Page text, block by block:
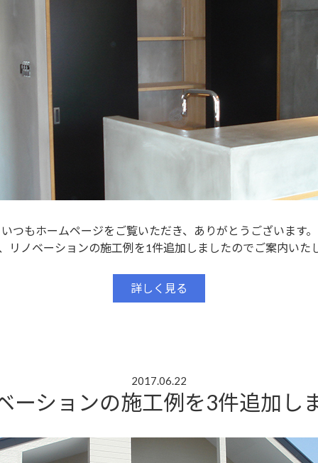
いつもホームページをご覧いただき、ありがとうございます。
リノベーションの施工例を1件追加しましたのでご案内いた
詳しく見る
2017.06.22
ーションの施工例を3件追加し